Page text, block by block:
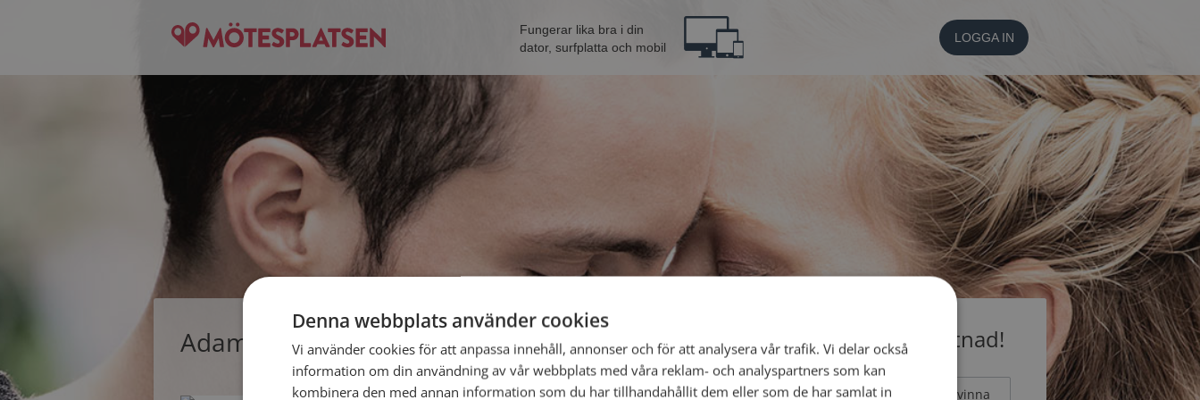
Fungerar lika bra i din
dator, surfplatta och mobil
LOGGA IN
Adam, singelman från Avesta Bli medlem utan kostnad!
Jag är en: Man Kvinna
Denna webbplats använder cookies
Vi använder cookies för att anpassa innehåll, annonser och för att analysera vår trafik. Vi delar också
information om din användning av vår webbplats med våra reklam- och analyspartners som kan
kombinera den med annan information som du har tillhandahållit dem eller som de har samlat in